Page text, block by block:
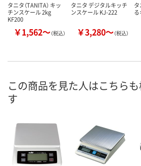
タニタ（TANITA） キッ
チンスケール 2kg
KF200
￥1,562～（税込）
タニタ デジタルキッチ
ンスケール KJ-222
￥3,280～（税込）
タ
この商品を見た人はこちら
す